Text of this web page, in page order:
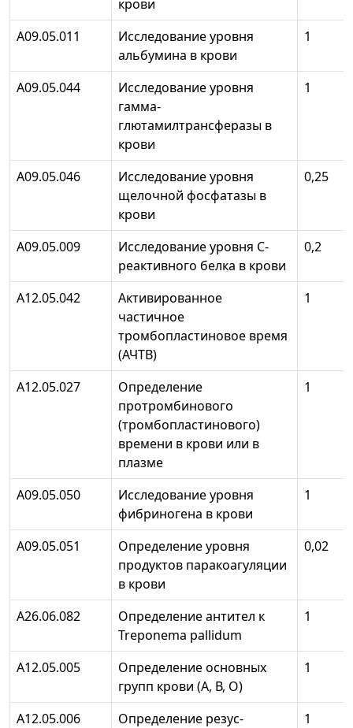
крови
A09.05.011
Исследование уровня
альбумина в крови
1
A09.05.044
Исследование уровня
гамма-
глютамилтрансферазы в
крови
1
A09.05.046
Исследование уровня
щелочной фосфатазы в
крови
0,25
A09.05.009
Исследование уровня С-
реактивного белка в крови
0,2
А12.05.042
Активированное
частичное
тромбопластиновое время
(АЧТВ)
1
A12.05.027
Определение
протромбинового
(тромбопластинового)
времени в крови или в
плазме
1
А09.05.050
Исследование уровня
фибриногена в крови
1
А09.05.051
Определение уровня
продуктов паракоагуляции
в крови
0,02
А26.06.082
Определение антител к
Treponema pallidum
1
А12.05.005
Определение основных
групп крови (А, В, О)
1
А12.05.006
Определение резус-
1